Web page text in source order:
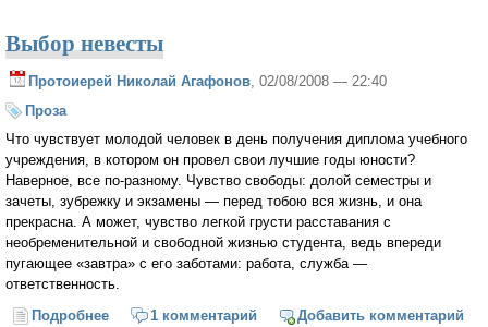
Выбор невесты
Протоиерей Николай Агафонов , 02/08/2008 — 22:40
Проза
Что чувствует молодой человек в день получения диплома учебного
учреждения, в котором он провел свои лучшие годы юности?
Наверное, все по-разному. Чувство свободы: долой семестры и
зачеты, зубрежку и экзамены — перед тобою вся жизнь, и она
прекрасна. А может, чувство легкой грусти расставания с
необременительной и свободной жизнью студента, ведь впереди
пугающее «завтра» с его заботами: работа, служба —
ответственность.
Подробнее о Выбор невесты
1 комментарий Добавить комментарий